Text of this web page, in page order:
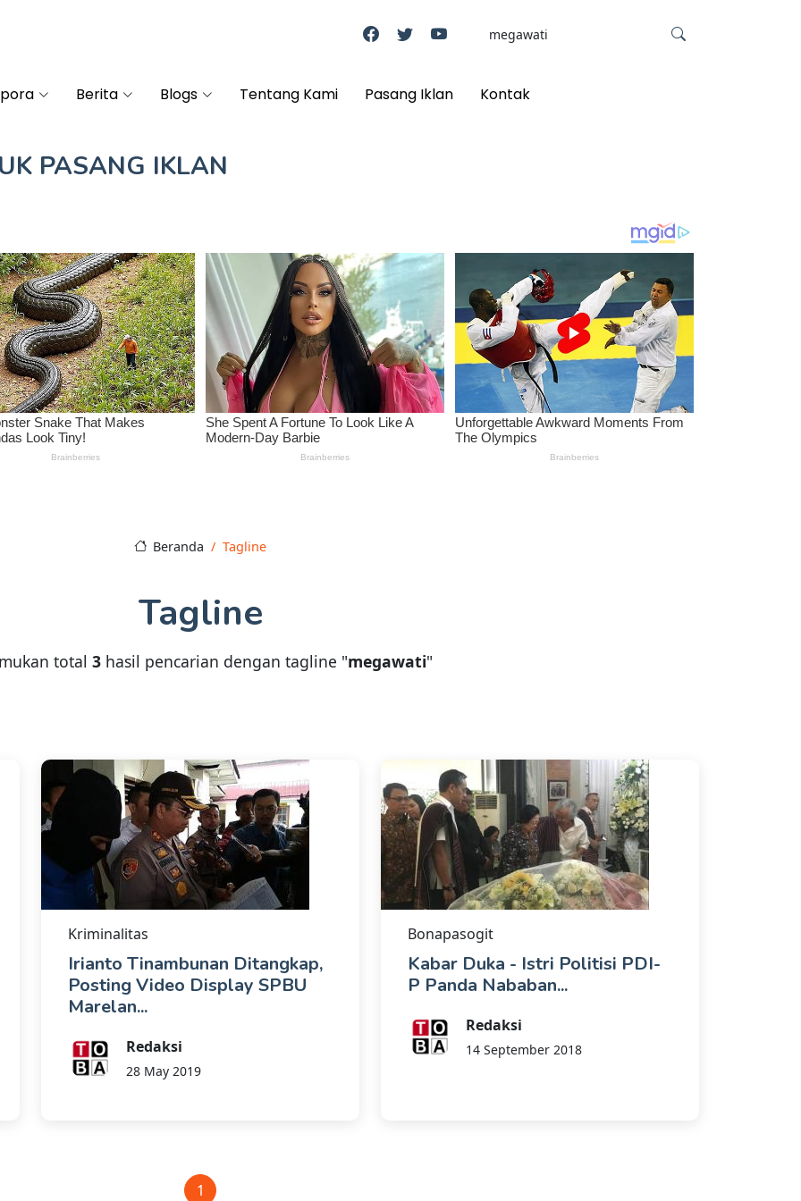
Berita Blogs Tentang Kami Pasang Iklan Kontak
PASANG IKLAN
Beranda Tagline
Tagline
total 3 hasil pencarian dengan tagline "megawati"
Kriminalitas
Irianto Tinambunan Ditangkap,
Posting Video Display SPBU
Marelan...
Redaksi
28 May 2019
Bonapasogit
Kabar Duka - Istri Politisi PDI-
P Panda Nababan...
Redaksi
14 September 2018
1